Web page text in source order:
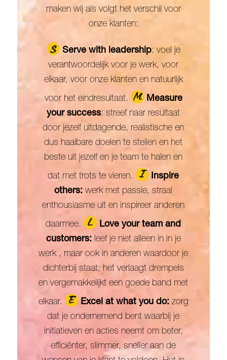
maken wij als volgt het verschil voor
onze klanten:
Serve with leadership: voel je
verantwoordelijk voor je werk, voor
elkaar, voor onze klanten en natuurlijk
voor het eindresultaat.
Measure
your success: streef naar resultaat
door jezelf uitdagende, realistische en
dus haalbare doelen te stellen en het
beste uit jezelf en je team te halen en
dat met trots te vieren.
Inspire
others: werk met passie, straal
enthousiasme uit en inspireer anderen
daarmee.
Love your team and
customers: leef je niet alleen in in je
werk , maar ook in anderen waardoor je
dichterbij staat; het verlaagt drempels
en vergemakkelijkt een goede band met
elkaar. Excel at what you do:zorg
dat je ondernemend bent waarbij je
initiatieven en acties neemt om beter,
efficiënter, slimmer, sneller aan de